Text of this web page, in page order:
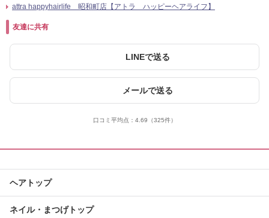
attra happyhairlife 昭和町店【アトラ ハッピーヘアライフ】
友達に共有
LINEで送る
メールで送る
口コミ平均点： 4.69 （325件）
ヘアトップ
ネイル・まつげトップ